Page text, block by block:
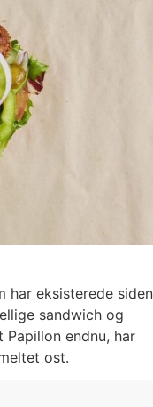
har eksisterede siden
sandwich og
endnu, har
ost.